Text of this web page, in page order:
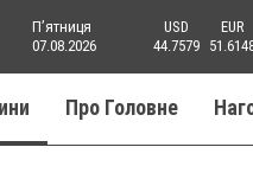
Пʼятниця
07.08.2026
USD
44.7579
EUR
Про Головне